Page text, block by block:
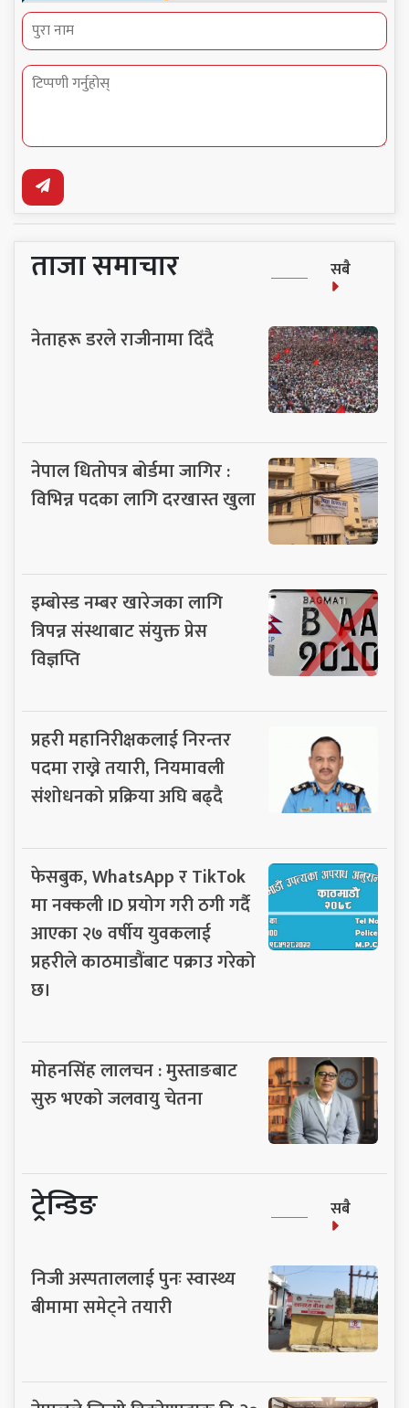
ताजा समाचार सबै
नेताहरू डरले राजीनामा दिँदै
नेपाल धितोपत्र बोर्डमा जागिर :
विभिन्न पदका लागि दरखास्त खुला
इम्बोस्ड नम्बर खारेजका लागि
त्रिपन्न संस्थाबाट संयुक्त प्रेस
विज्ञप्ति
प्रहरी महानिरीक्षकलाई निरन्तर
पदमा राख्ने तयारी, नियमावली
संशोधनको प्रक्रिया अघि बढ्दै
फेसबुक, WhatsApp र TikTok
मा नक्कली ID प्रयोग गरी ठगी गर्दै
आएका २७ वर्षीय युवकलाई
प्रहरीले काठमाडौंबाट पक्राउ गरेको
छ।
मोहनसिंह लालचन : मुस्ताङबाट
सुरु भएको जलवायु चेतना
ट्रेन्डिङ सबै
निजी अस्पताललाई पुनः स्वास्थ्य
बीमामा समेट्ने तयारी